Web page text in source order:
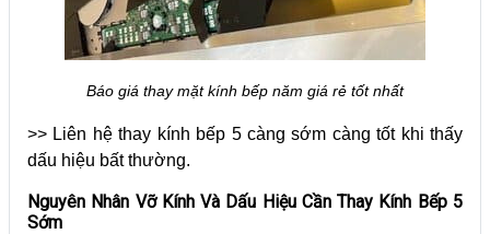
Báo giá thay mặt kính bếp năm giá rẻ tốt nhất
>> Liên hệ thay kính bếp 5 càng sớm càng tốt khi thấy
dấu hiệu bất thường.
Nguyên Nhân Vỡ Kính Và Dấu Hiệu Cần Thay Kính Bếp 5
Sớm